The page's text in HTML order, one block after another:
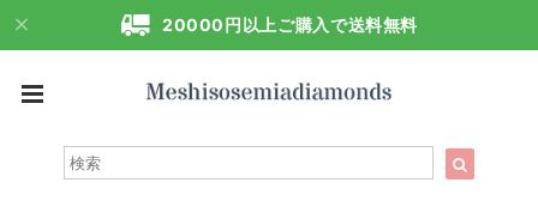
20000円以上ご購入で送料無料